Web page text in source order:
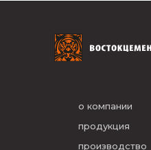
о компании
продукция
производство